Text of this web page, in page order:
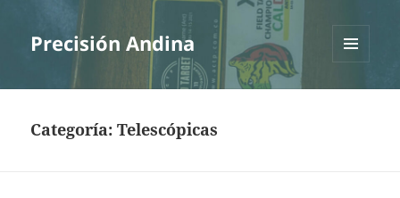
Precisión Andina
Categoría:Telescópicas